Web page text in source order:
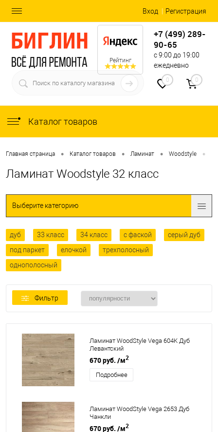
Вход Регистрация
Рейтинг
+7 (499) 289-
90-65
с 9:00 до 19:00
ежедневно
0 0
Каталог товаров
Главная страница • Каталог товаров • Ламинат • Woodstyle •
Ламинат Woodstyle 32 класс
Выберите категорию
дуб 33 класс 34 класс с фаской
серый дуб
под паркет
елочкой
трехполосный
однополосный
Фильтр
Ламинат WoodStyle Vega 604K Дуб
Левантский
670 руб. /м2
Подробнее
Ламинат WoodStyle Vega 2653 Дуб
Чанкли
670 руб. /м2